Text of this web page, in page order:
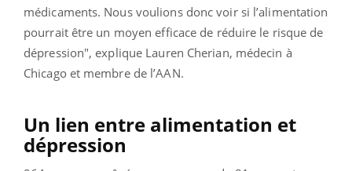
médicaments. Nous voulions donc voir si l’alimentation
pourrait être un moyen efficace de réduire le risque de
dépression", explique Lauren Cherian, médecin à
Chicago et membre de l’AAN.
Un lien entre alimentation et
dépression